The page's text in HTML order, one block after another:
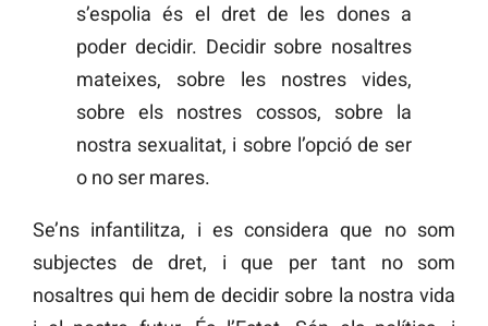
s’espolia és el dret de les dones a
poder decidir. Decidir sobre nosaltres
mateixes, sobre les nostres vides,
sobre els nostres cossos, sobre la
nostra sexualitat, i sobre l’opció de ser
o no ser mares.
Se’ns infantilitza, i es considera que no som
subjectes de dret, i que per tant no som
nosaltres qui hem de decidir sobre la nostra vida